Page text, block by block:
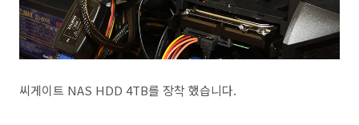
씨게이트 NAS HDD 4TB를 장착 했습니다.